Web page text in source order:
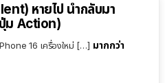
หายไป นำกลับมา
ม Action)
16 เครื่องใหม่ […] มากกว่า